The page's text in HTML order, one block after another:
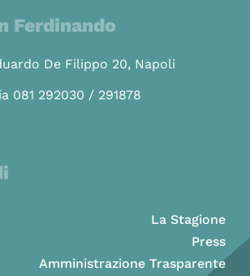
Ferdinando
De Filippo 20, Napoli
081 292030 / 291878
La Stagione
Press
Amministrazione Trasparente